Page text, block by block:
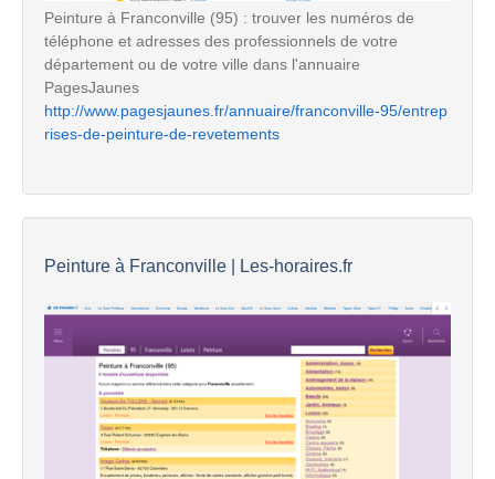
Peinture à Franconville (95) : trouver les numéros de
téléphone et adresses des professionnels de votre
département ou de votre ville dans l'annuaire
PagesJaunes
http://www.pagesjaunes.fr/annuaire/franconville-95/entrep
rises-de-peinture-de-revetements
Peinture à Franconville | Les-horaires.fr